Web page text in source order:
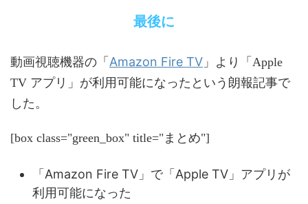
最後に
動画視聴機器の「 Amazon Fire TV 」より「Apple
TV アプリ」が利用可能になったという朗報記事で
した。
[box class="green_box" title="まとめ"]
「Amazon Fire TV」で「Apple TV」アプリが
利用可能になった